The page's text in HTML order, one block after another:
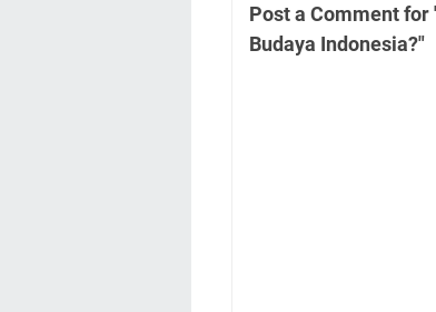
Post a Comment
Budaya Indonesia?"